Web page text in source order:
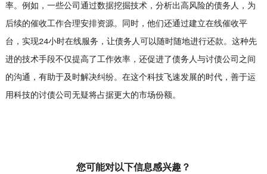
率。例如，一些公司通过数据挖掘技术，分析出高风险的债务人，为
后续的催收工作合理安排资源。同时，他们还通过建立在线催收平
台，实现24小时在线服务，让债务人可以随时随地进行还款。这种先
进的技术手段不仅提高了工作效率，还促进了债务人与讨债公司之间
的沟通，有助于及时解决纠纷。在这个科技飞速发展的时代，善于运
用科技的讨债公司无疑将占据更大的市场份额。
您可能对以下信息感兴趣？